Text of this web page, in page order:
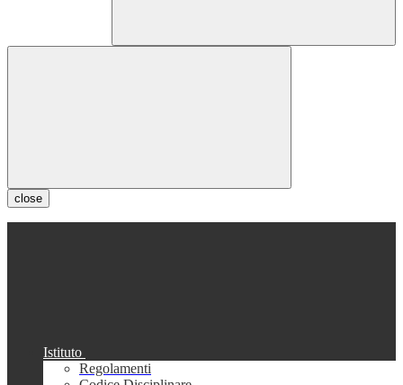
close
Istituto
Regolamenti